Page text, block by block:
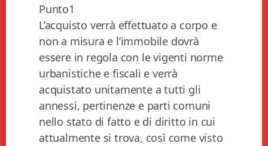
Punto1
L’acquisto verrà effettuato a corpo e
non a misura e l’immobile dovrà
essere in regola con le vigenti norme
urbanistiche e fiscali e verrà
acquistato unitamente a tutti gli
annessi, pertinenze e parti comuni
nello stato di fatto e di diritto in cui
attualmente si trova, così come visto